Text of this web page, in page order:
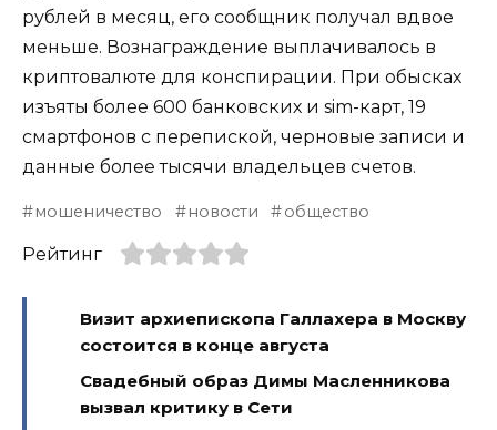
рублей в месяц, его сообщник получал вдвое
меньше. Вознаграждение выплачивалось в
криптовалюте для конспирации. При обысках
изъяты более 600 банковских и sim-карт, 19
смартфонов с перепиской, черновые записи и
данные более тысячи владельцев счетов.
мошеничество новости общество
Рейтинг
Визит архиепископа Галлахера в Москву
состоится в конце августа
Свадебный образ Димы Масленникова
вызвал критику в Сети